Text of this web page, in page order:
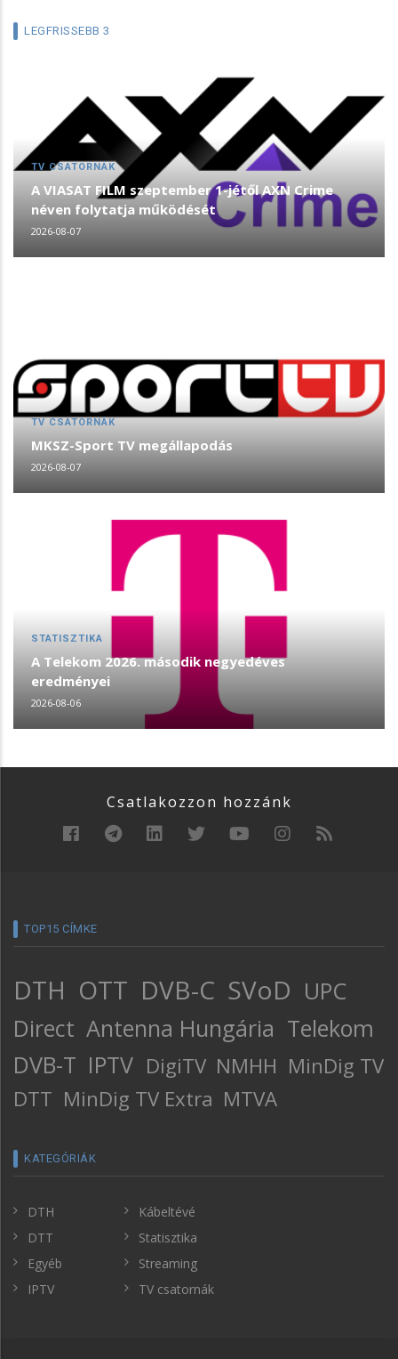
LEGFRISSEBB 3
TV CSATORNÁK
A VIASAT FILM szeptember 1-jétől AXN Crime
néven folytatja működését
2026-08-07
TV CSATORNÁK
MKSZ-Sport TV megállapodás
2026-08-07
STATISZTIKA
A Telekom 2026. második negyedéves
eredményei
2026-08-06
Csatlakozzon hozzánk
TOP15 CÍMKE
DTH OTT DVB-C SVoD UPC
Direct Antenna Hungária Telekom
DVB-T IPTV DigiTV NMHH MinDig TV
DTT MinDig TV Extra MTVA
KATEGÓRIÁK
DTH
DTT
Egyéb
IPTV
Kábeltévé
Statisztika
Streaming
TV csatornák